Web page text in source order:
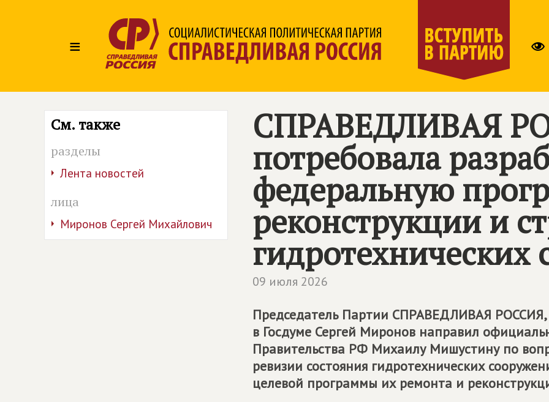
≡
См. также
разделы
Лента новостей
лица
Миронов Сергей Михайлович
СПРАВЕДЛИВАЯ
потребовала
федеральную
реконструкции и
гидротехнических
09 июля 2026
Председатель Партии СПРАВЕДЛИВАЯ РОССИЯ
в Госдуме Сергей Миронов направил
Правительства РФ Михаилу Мишустину по
ревизии состояния гидротехнических
целевой программы их ремонта и